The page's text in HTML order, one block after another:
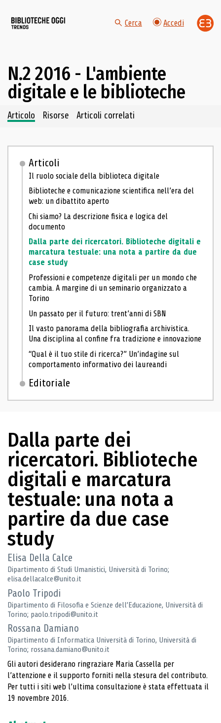
Cerca Accedi
N.2 2016 - L'ambiente
digitale e le biblioteche
Navigazione dei contenuti del fascicolo
Articolo Risorse Articoli correlati
Articoli
Il ruolo sociale della biblioteca digitale
Biblioteche e comunicazione scientifica nell’era del
web: un dibattito aperto
Chi siamo? La descrizione fisica e logica del
documento
Dalla parte dei ricercatori. Biblioteche digitali e
marcatura testuale: una nota a partire da due
case study
Professioni e competenze digitali per un mondo che
cambia. A margine di un seminario organizzato a
Torino
Un passato per il futuro: trent’anni di SBN
Il vasto panorama della bibliografia archivistica.
Una disciplina al confine fra tradizione e innovazione
“Qual è il tuo stile di ricerca?” Un’indagine sul
comportamento informativo dei laureandi
Editoriale
Dalla parte dei
ricercatori. Biblioteche
digitali e marcatura
testuale: una nota a
partire da due case
study
Elisa Della Calce
Dipartimento di Studi Umanistici, Università di Torino;
elisa.dellacalce@unito.it
Paolo Tripodi
Dipartimento di Filosofia e Scienze dell’Educazione, Università di
Torino; paolo.tripodi@unito.it
Rossana Damiano
Dipartimento di Informatica Università di Torino, Università di
Torino; rossana.damiano@unito.it
Gli autori desiderano ringraziare Maria Cassella per
l’attenzione e il supporto forniti nella stesura del contributo.
Per tutti i siti web l’ultima consul­tazione è stata effettuata il
19 novembre 2016.